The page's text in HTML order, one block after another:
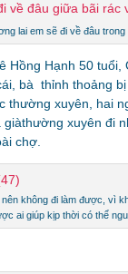
lai em sẽ đi về đâu
Hồng Hạnh 50 tuổi,
bà thỉnh thoảng
thường xuyên, hai
xuyên đi
chợ.
không đi làm được, vì
ai giúp kịp thời có thể